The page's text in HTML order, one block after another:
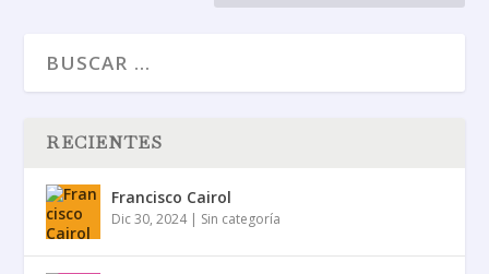
RECIENTES
Francisco Cairol
Dic 30, 2024| Sin categoría